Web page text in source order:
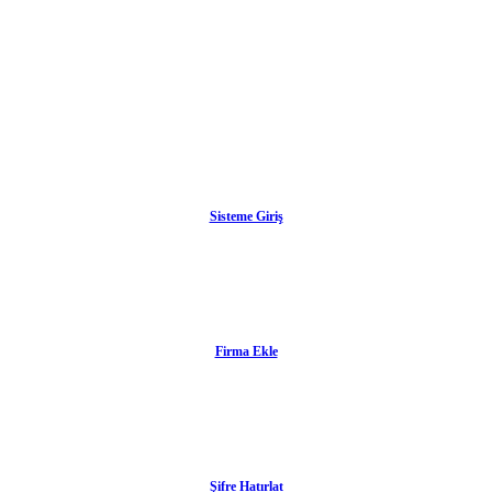
Sisteme Giriş
Firma Ekle
Şifre Hatırlat